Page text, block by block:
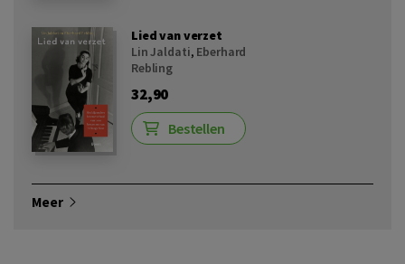
Lied van verzet
Lin Jaldati, Eberhard
Rebling
32,90
Bestellen
Meer